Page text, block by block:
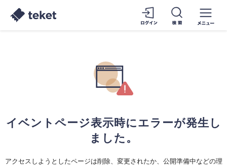
イベントページ表示時にエラーが発生し
ました。
アクセスしようとしたページは削除、変更されたか、公開準備中などの理